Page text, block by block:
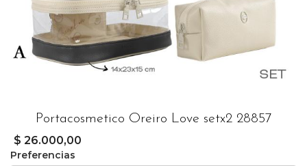
Portacosmetico Oreiro Love setx2 28857
$ 26.000,00
Preferencias